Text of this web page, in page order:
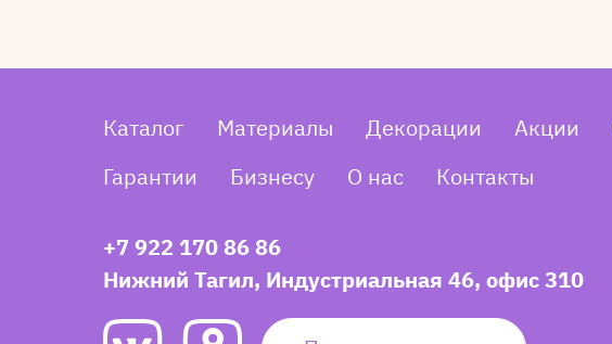
Каталог Материалы Декорации Акции
Гарантии
Бизнесу О нас Контакты
+7 922 170 86 86
Нижний Тагил, Индустриальная 46, офис 310